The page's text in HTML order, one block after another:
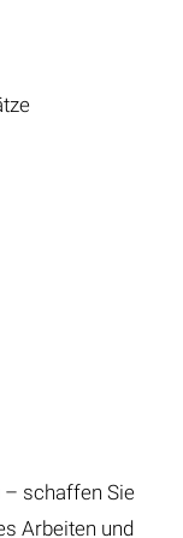
– schaffen Sie
Arbeiten und